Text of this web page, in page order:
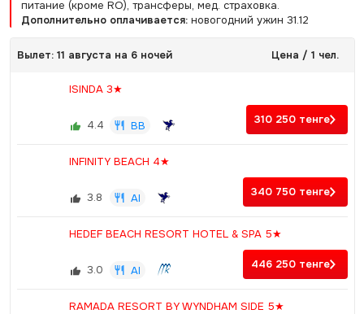
питание (кроме RO), трансферы, мед. страховка.
Дополнительно оплачивается:новогодний ужин 31.12
Вылет: 11 августа на 6 ночей Цена / 1 чел.
ISINDA 3★
4.4 BB 310 250 тенге
INFINITY BEACH 4★
3.8 AI 340 750 тенге
HEDEF BEACH RESORT HOTEL & SPA 5★
3.0 AI 446 250 тенге
RAMADA RESORT BY WYNDHAM SIDE 5★